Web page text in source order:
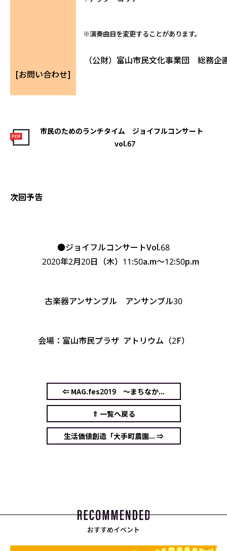
※演奏曲目を変更することがあります。
[お問い合わせ]
（公財）富山市民文化事業団 総務
市民のためのランチタイム ジョイフルコンサート
vol.67
次回予告
●ジョイフルコンサートVol.68
2020年2月20日（木）11:50a.m～12:50p.m
古楽器アンサンブル アンサンブル30
会場：富山市民プラザ アトリウム（2F）
⇐ MAG.fes2019 ～まちなか...
⇑ 一覧へ戻る
生活価値創造「大手町農園... ⇒
おすすめイベント